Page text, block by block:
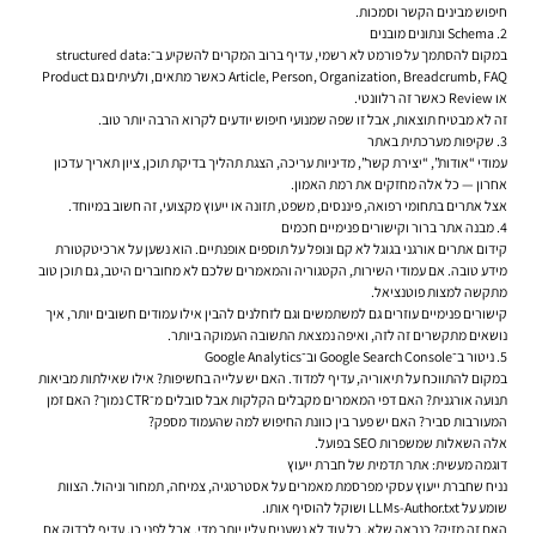
חיפוש מבינים הקשר וסמכות.
2. Schema ונתונים מובנים
במקום להסתמך על פורמט לא רשמי, עדיף ברוב המקרים להשקיע ב־structured data:
Article, Person, Organization, Breadcrumb, FAQ כאשר מתאים, ולעיתים גם Product
או Review כאשר זה רלוונטי.
זה לא מבטיח תוצאות, אבל זו שפה שמנועי חיפוש יודעים לקרוא הרבה יותר טוב.
3. שקיפות מערכתית באתר
עמודי “אודות”, “יצירת קשר”, מדיניות עריכה, הצגת תהליך בדיקת תוכן, ציון תאריך עדכון
אחרון — כל אלה מחזקים את רמת האמון.
אצל אתרים בתחומי רפואה, פיננסים, משפט, תזונה או ייעוץ מקצועי, זה חשוב במיוחד.
4. מבנה אתר ברור וקישורים פנימיים חכמים
קידום אתרים אורגני בגוגל לא קם ונופל על תוספים אופנתיים. הוא נשען על ארכיטקטורת
מידע טובה. אם עמודי השירות, הקטגוריה והמאמרים שלכם לא מחוברים היטב, גם תוכן טוב
מתקשה למצות פוטנציאל.
קישורים פנימיים עוזרים גם למשתמשים וגם לזחלנים להבין אילו עמודים חשובים יותר, איך
נושאים מתקשרים זה לזה, ואיפה נמצאת התשובה העמוקה ביותר.
5. ניטור ב־Google Search Console וב־Google Analytics
במקום להתווכח על תיאוריה, עדיף למדוד. האם יש עלייה בחשיפות? אילו שאילתות מביאות
תנועה אורגנית? האם דפי המאמרים מקבלים הקלקות אבל סובלים מ־CTR נמוך? האם זמן
המעורבות סביר? האם יש פער בין כוונת החיפוש למה שהעמוד מספק?
אלה השאלות שמשפרות SEO בפועל.
דוגמה מעשית: אתר תדמית של חברת ייעוץ
נניח שחברת ייעוץ עסקי מפרסמת מאמרים על אסטרטגיה, צמיחה, תמחור וניהול. הצוות
שומע על LLMs-Author.txt ושוקל להוסיף אותו.
האם זה מזיק? כנראה שלא, כל עוד לא נשענים עליו יותר מדי. אבל לפני כן, עדיף לבדוק אם